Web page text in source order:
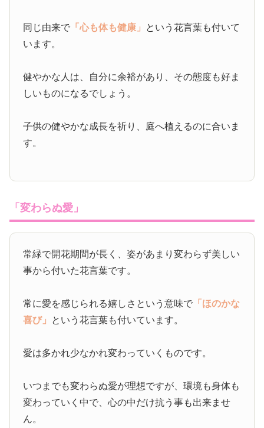
同じ由来で 「心も体も健康」 という花言葉も付いて
います。
健やかな人は、自分に余裕があり、その態度も好ま
しいものになるでしょう。
子供の健やかな成長を祈り、庭へ植えるのに合いま
す。
「変わらぬ愛」
常緑で開花期間が長く、姿があまり変わらず美しい
事から付いた花言葉です。
常に愛を感じられる嬉しさという意味で 「ほのかな
喜び」 という花言葉も付いています。
愛は多かれ少なかれ変わっていくものです。
いつまでも変わらぬ愛が理想ですが、環境も身体も
変わっていく中で、心の中だけ抗う事も出来ませ
ん。